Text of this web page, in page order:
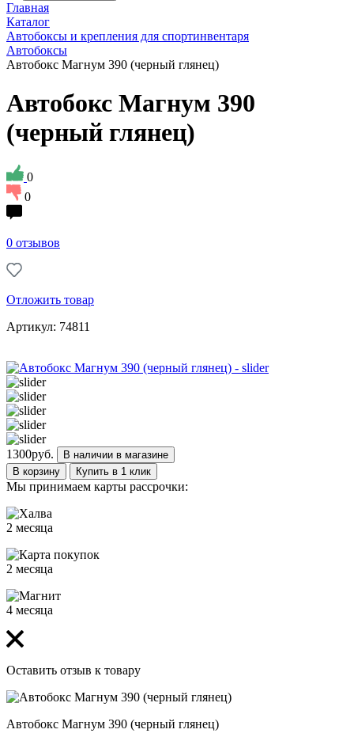
Главная
Каталог
Автобоксы и крепления для спортинвентаря
Автобоксы
Автобокс Магнум 390 (черный глянец)
Автобокс Магнум 390
(черный глянец)
0
0
0 отзывов
Отложить товар
Артикул: 74811
1300руб.
В наличии в магазине
В корзину
Купить в 1 клик
Мы принимаем карты рассрочки:
2 месяца
2 месяца
4 месяца
Оставить отзыв к товару
Автобокс Магнум 390 (черный глянец)